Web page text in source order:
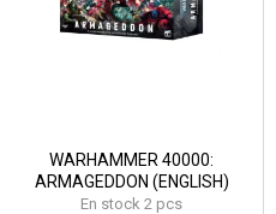
WARHAMMER 40000:
ARMAGEDDON (ENGLISH)
En stock 2 pcs